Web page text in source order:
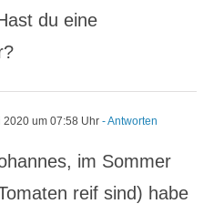
du eine
2020 um 07:58 Uhr - Antworten
im Sommer
reif sind) habe